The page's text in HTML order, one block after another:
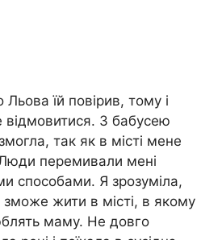
їй повірив, тому і
відмовитися. З бабусею
так як в місті мене
перемивали мені
способами. Я зрозуміла,
жити в місті, в якому
маму. Не довго